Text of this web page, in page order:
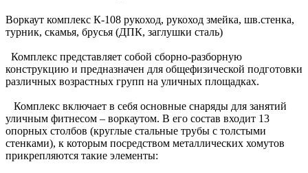
Воркаут комплекс К-108 рукоход, рукоход змейка, шв.стенка,
турник, скамья, брусья (ДПК, заглушки сталь)
Комплекс представляет собой сборно-разборную
конструкцию и предназначен для общефизической подготовки
различных возрастных групп на уличных площадках.
Комплекс включает в себя основные снаряды для занятий
уличным фитнесом – воркаутом. В его состав входит 13
опорных столбов (круглые стальные трубы с толстыми
стенками), к которым посредством металлических хомутов
прикрепляются такие элементы: